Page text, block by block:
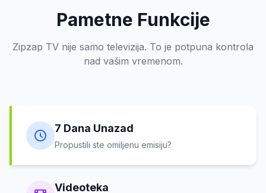
Pametne Funkcije
Zipzap TV nije samo televizija. To je potpuna kontrola
nad vašim vremenom.
7 Dana Unazad
Propustili ste omiljenu emisiju?
Videoteka
Vratite
vrijeme
pauzirajte
program
uživo
ili
premotajte